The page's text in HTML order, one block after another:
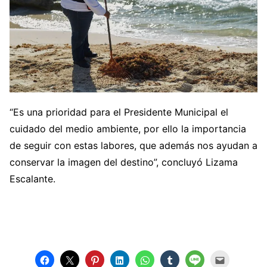
“Es una prioridad para el Presidente Municipal el
cuidado del medio ambiente, por ello la importancia
de seguir con estas labores, que además nos ayudan a
conservar la imagen del destino”, concluyó Lizama
Escalante.